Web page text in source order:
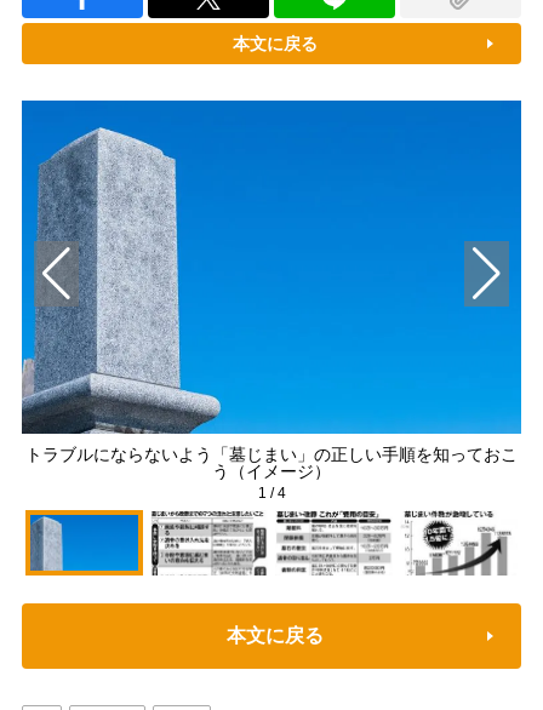
本文に戻る
トラブルにならないよう「墓じまい」の正しい手順を知っておこ
う（イメージ）
1 /4
本文に戻る